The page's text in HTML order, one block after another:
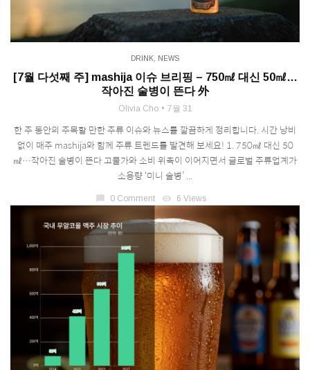
DRINK NEWS
[7월 다섯째 주] mashija 이슈 브리핑 – 750㎖ 대신 50㎖…
작아진 술병이 뜬다 外
Olivia Cho 7월 31
한 주 동안의 주목할 만한 주류 이슈와 뉴스를 깔끔하게 정리합니다. 시간 낭비
없이 매주 mashija와 함께 주류 트렌드를 발견해 보세요! 1. 750㎖ 대신 50
㎖…작아진 술병이 뜬다 고물가와 소비 위축이 이어지면서 글로벌 주류업계가
소용량 ‘미니 술병’ ...
0 Comment visibility 6 Views